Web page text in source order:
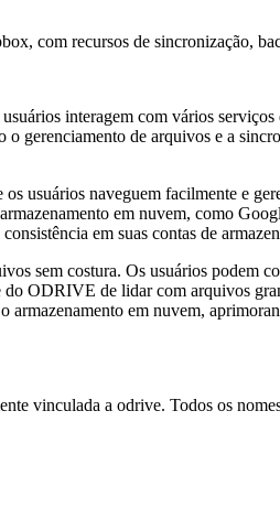
com recursos de sincronização,
interagem com vários
gerenciamento de arquivos e a
usuários naveguem facilmente e
em nuvem, como
em suas contas de
sem costura. Os usuários podem
ODRIVE de lidar com arquivos
em nuvem,
vinculada a odrive. Todos os